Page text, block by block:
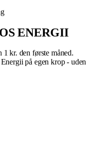
ENERGII
kr. den første måned.
på egen krop - uden